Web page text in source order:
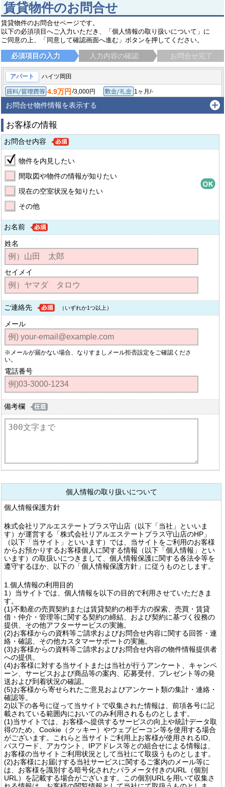
賃貸物件のお問合せ
賃貸物件のお問合せページです。
以下の必須項目へご入力いただき、「個人情報の取り扱いについて」に
ご同意の上、「同意して確認画面へ進む」ボタンを押してください。
必須項目の入力 入力内容の確認 お問合せ完了
アパート ハイツ岡田
賃料/管理費等
4.9万円 /3,000円 敷金/礼金
1ヶ月/-
保証金/敷引/償却金
-/-/-
築年月
1986年9月
守山市吉身東海道・山陽本線 守山（滋賀）駅
お問合せ物件情報を表示する
お客様の情報
お問合せ内容
物件を内見したい
間取図や物件の情報が知りたい
現在の空室状況を知りたい
その他
お名前
姓名
セイメイ
ご連絡先 （いずれか1つ以上）
メール
※メールが届かない場合、なりすましメール拒否設定をご確認くださ
い。
電話番号
備考欄
個人情報の取り扱いについて
個人情報保護方針
株式会社リアルエステートプラス守山店（以下「当社」といいま
す）が運営する「株式会社リアルエステートプラス守山店のHP」
（以下「当サイト」といいます）では、当サイトをご利用のお客様
からお預かりするお客様個人に関する情報（以下「個人情報」とい
います）の取扱いにつきまして、個人情報保護に関する各法令等を
遵守するほか、以下の「個人情報保護方針」に従うものとします。
1.個人情報の利用目的
1）当サイトでは、個人情報を以下の目的で利用させていただきま
す。
(1)不動産の売買契約または賃貸契約の相手方の探索、売買・賃貸
借・仲介・管理等に関する契約の締結、および契約に基づく役務の
提供、その他アフターサービスの実施。
(2)お客様からの資料等ご請求およびお問合せ内容に関する回答・連
絡・確認、その他カスタマーサポートの実施。
(3)お客様からの資料等ご請求およびお問合せ内容の物件情報提供者
への提供。
(4)お客様に対する当サイトまたは当社が行うアンケート、キャンペ
ーン、サービスおよび商品等の案内、応募受付、プレゼント等の発
送および到着状況の確認。
(5)お客様から寄せられたご意見およびアンケート類の集計・連絡・
確認等。
2)以下の各号に従って当サイトで収集された情報は、前項各号に記
載されている範囲内においてのみ利用されるものとします。
(1)当サイトでは、お客様へ提供するサービスの向上や統計データ取
得のため、Cookie（クッキー）やウェブビーコン等を使用する場合
がございます。これらと当サイトご利用上お客様が使用されるID、
パスワード、アカウント、IPアドレス等との組合せによる情報は、
お客様の当サイトご利用状況として当社にて取扱うものとします。
(2)お客様にお届けする当社サービスに関するご案内のメール等に
は、お客様を識別する暗号化されたパラメータ付きのURL（個別
URL）を記載する場合がございます。この個別URLを用いて収集さ